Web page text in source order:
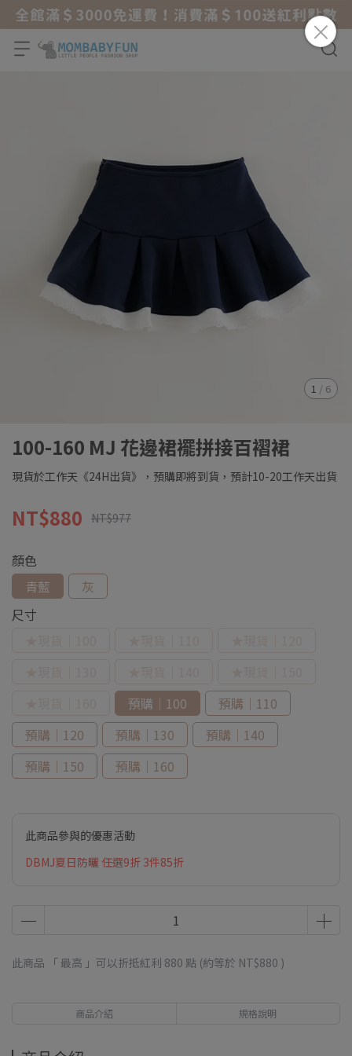
1 / 6
100-160 MJ 花邊裙襬拼接百褶裙
現貨於工作天《24H出貨》，預購即將到貨，預計10-20工作天出貨
NT$880 NT$977
顏色
青藍
灰
尺寸
預購｜100
預購｜110
預購｜120
預購｜130
預購｜140
預購｜150
預購｜160
此商品參與的優惠活動
DBMJ夏日防曬 任選9折 3件85折
此商品 「 最高 」可以折抵紅利 880 點 (約等於 NT$880 )
商品介紹 規格說明